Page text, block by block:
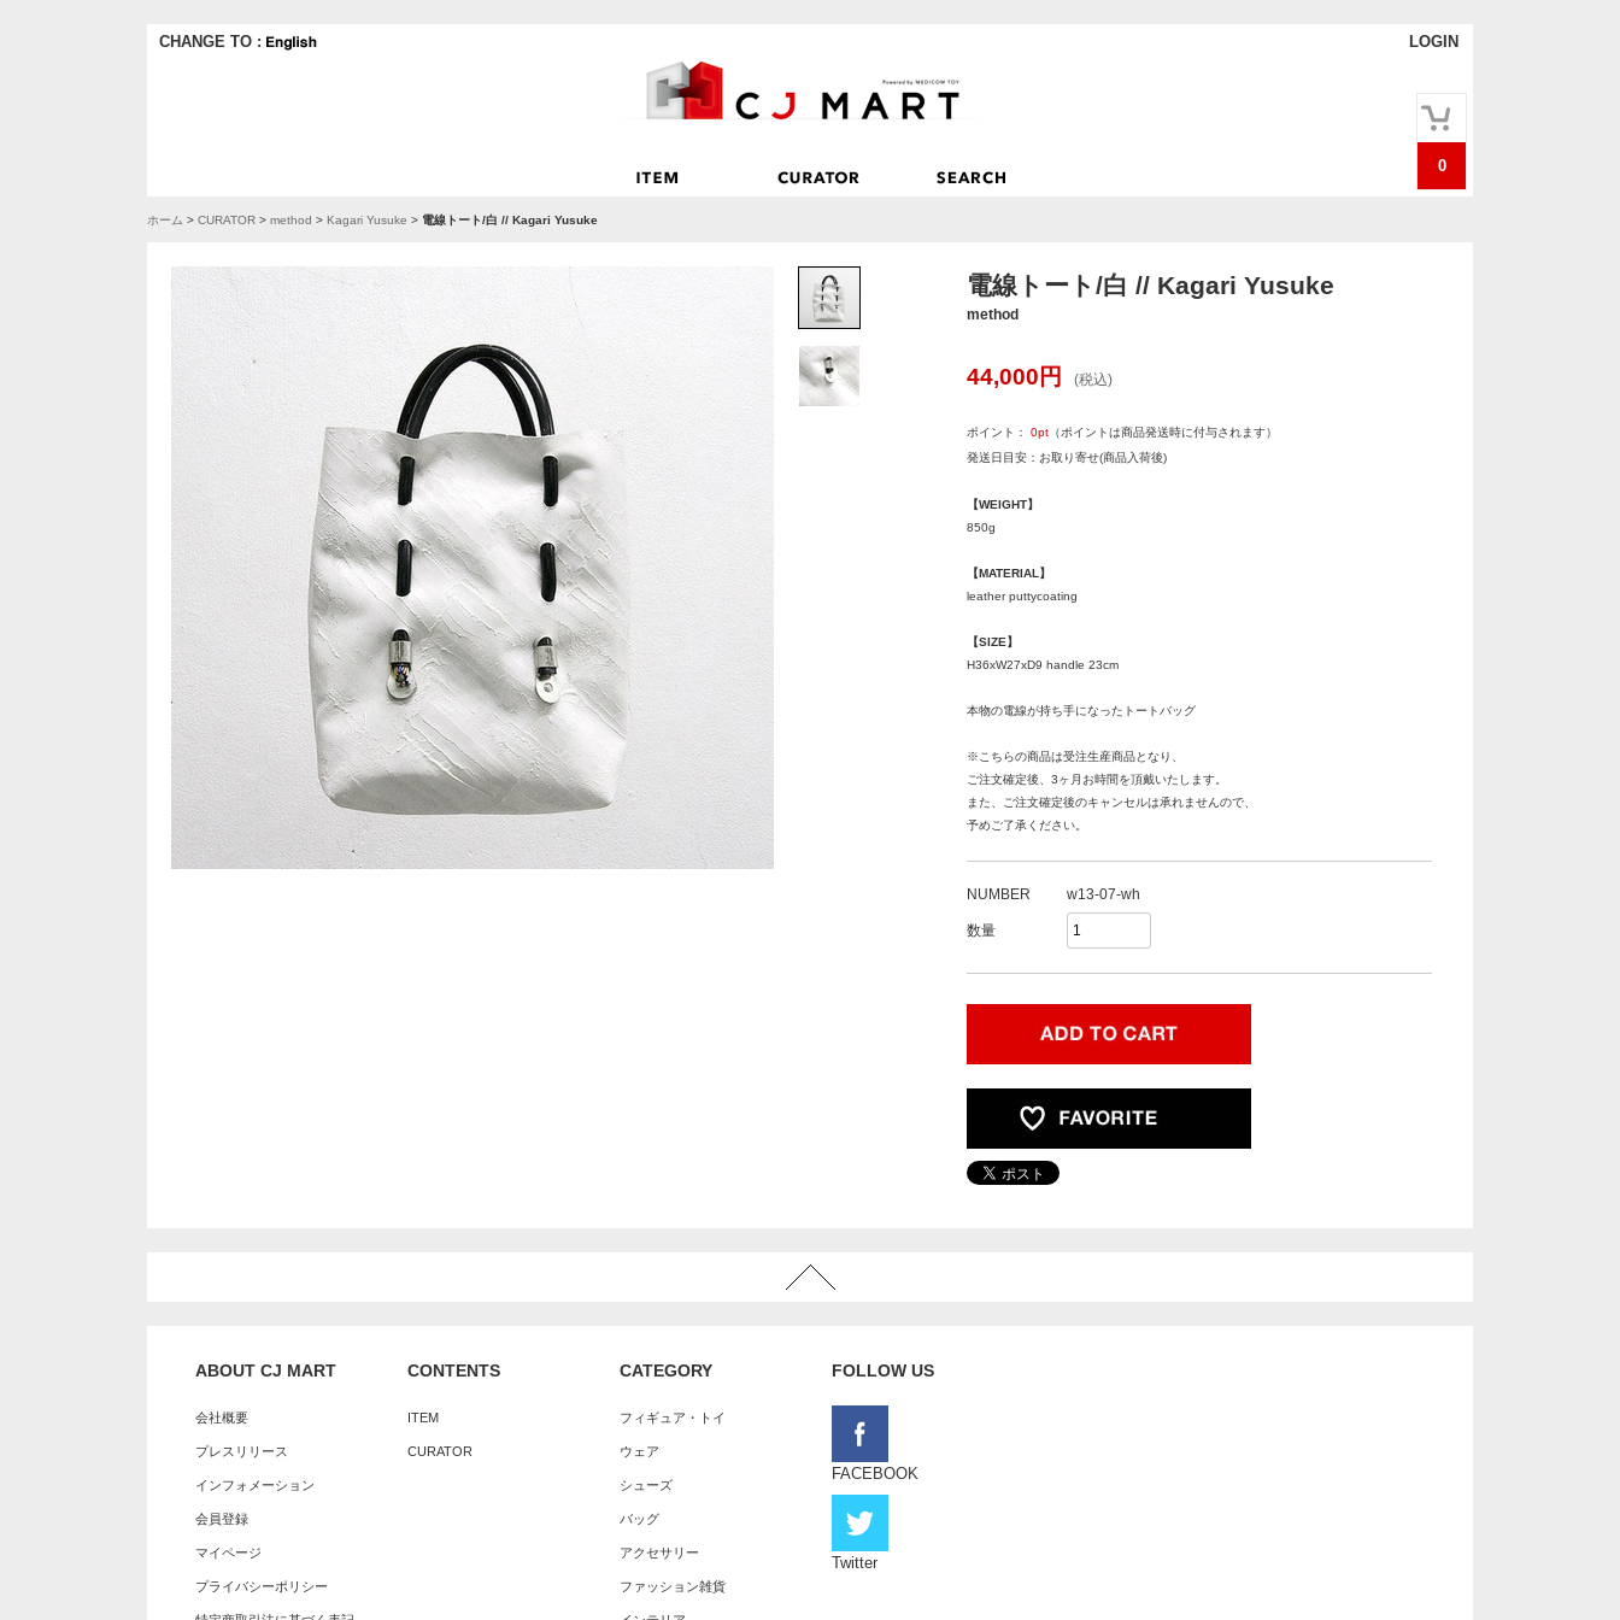
CHANGE TO : LOGIN
0
ホーム > CURATOR > method > Kagari Yusuke > 電線トート/白 // Kagari Yusuke
電線トート/白 // Kagari Yusuke
method
44,000 円 (税込)
ポイント： 0pt （ポイントは商品発送時に付与されます）
発送日目安：お取り寄せ(商品入荷後)
【WEIGHT】
850g
【MATERIAL】
leather puttycoating
【SIZE】
H36xW27xD9 handle 23cm
本物の電線が持ち手になったトートバッグ
※こちらの商品は受注生産商品となり、
ご注文確定後、3ヶ月お時間を頂戴いたします。
また、ご注文確定後のキャンセルは承れませんので、
予めご了承ください。
NUMBER w13-07-wh
数量
ABOUT CJ MART
会社概要
プレスリリース
インフォメーション
会員登録
マイページ
プライバシーポリシー
CONTENTS
ITEM
CURATOR
CATEGORY
フィギュア・トイ
ウェア
シューズ
バッグ
アクセサリー
ファッション雑貨
FOLLOW US
FACEBOOK
Twitter